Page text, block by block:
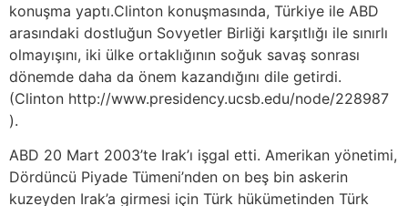
konuşma yaptı.Clinton konuşmasında, Türkiye ile ABD
arasındaki dostluğun Sovyetler Birliği karşıtlığı ile sınırlı
olmayışını, iki ülke ortaklığının soğuk savaş sonrası
dönemde daha da önem kazandığını dile getirdi.
(Clinton http://www.presidency.ucsb.edu/node/228987
).
ABD 20 Mart 2003’te Irak’ı işgal etti. Amerikan yönetimi,
Dördüncü Piyade Tümeni’nden on beş bin askerin
kuzeyden Irak’a girmesi için Türk hükümetinden Türk